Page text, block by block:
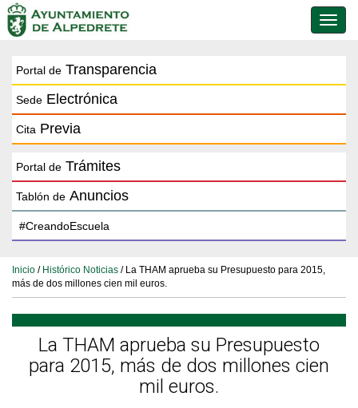
de
Portal de Transparencia
Sede Electrónica
Cita Previa
Portal de Trámites
Tablón de Anuncios
Inicio / Histórico Noticias / La THAM aprueba su Presupuesto para 2015,
más de dos millones cien mil euros.
La THAM aprueba su Presupuesto
para 2015, más de dos millones cien
mil euros.